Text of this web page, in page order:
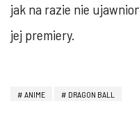
jak na razie nie
jej premiery.
ANIME DRAGON BALL